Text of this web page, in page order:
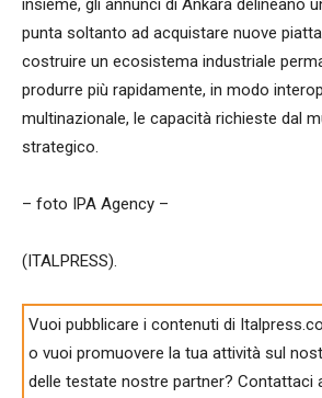
punta soltanto ad acquistare nuove
costruire un ecosistema industriale
produrre più rapidamente, in modo
multinazionale, le capacità richieste dal
strategico.
– foto IPA Agency –
(ITALPRESS).
Vuoi pubblicare i contenuti di
o vuoi promuovere la tua attività sul
delle testate nostre partner? Contattaci